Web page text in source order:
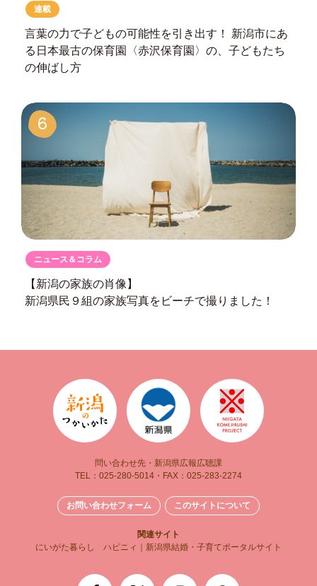
連載
言葉の力で子どもの可能性を引き出す！ 新潟市にあ
る日本最古の保育園
〈赤沢保育園〉の、子どもたち
の伸ばし方
6
ニュース＆コラム
【新潟の家族の肖像】
新潟県民９組の家族写真をビーチで撮りました！
問い合わせ先・新潟県広報広聴課
TEL：025-280-5014・FAX：025-283-2274
お問い合わせフォーム このサイトについて
関連サイト
にいがた暮らし
ハピニィ｜新潟県結婚・子育てポータルサイト